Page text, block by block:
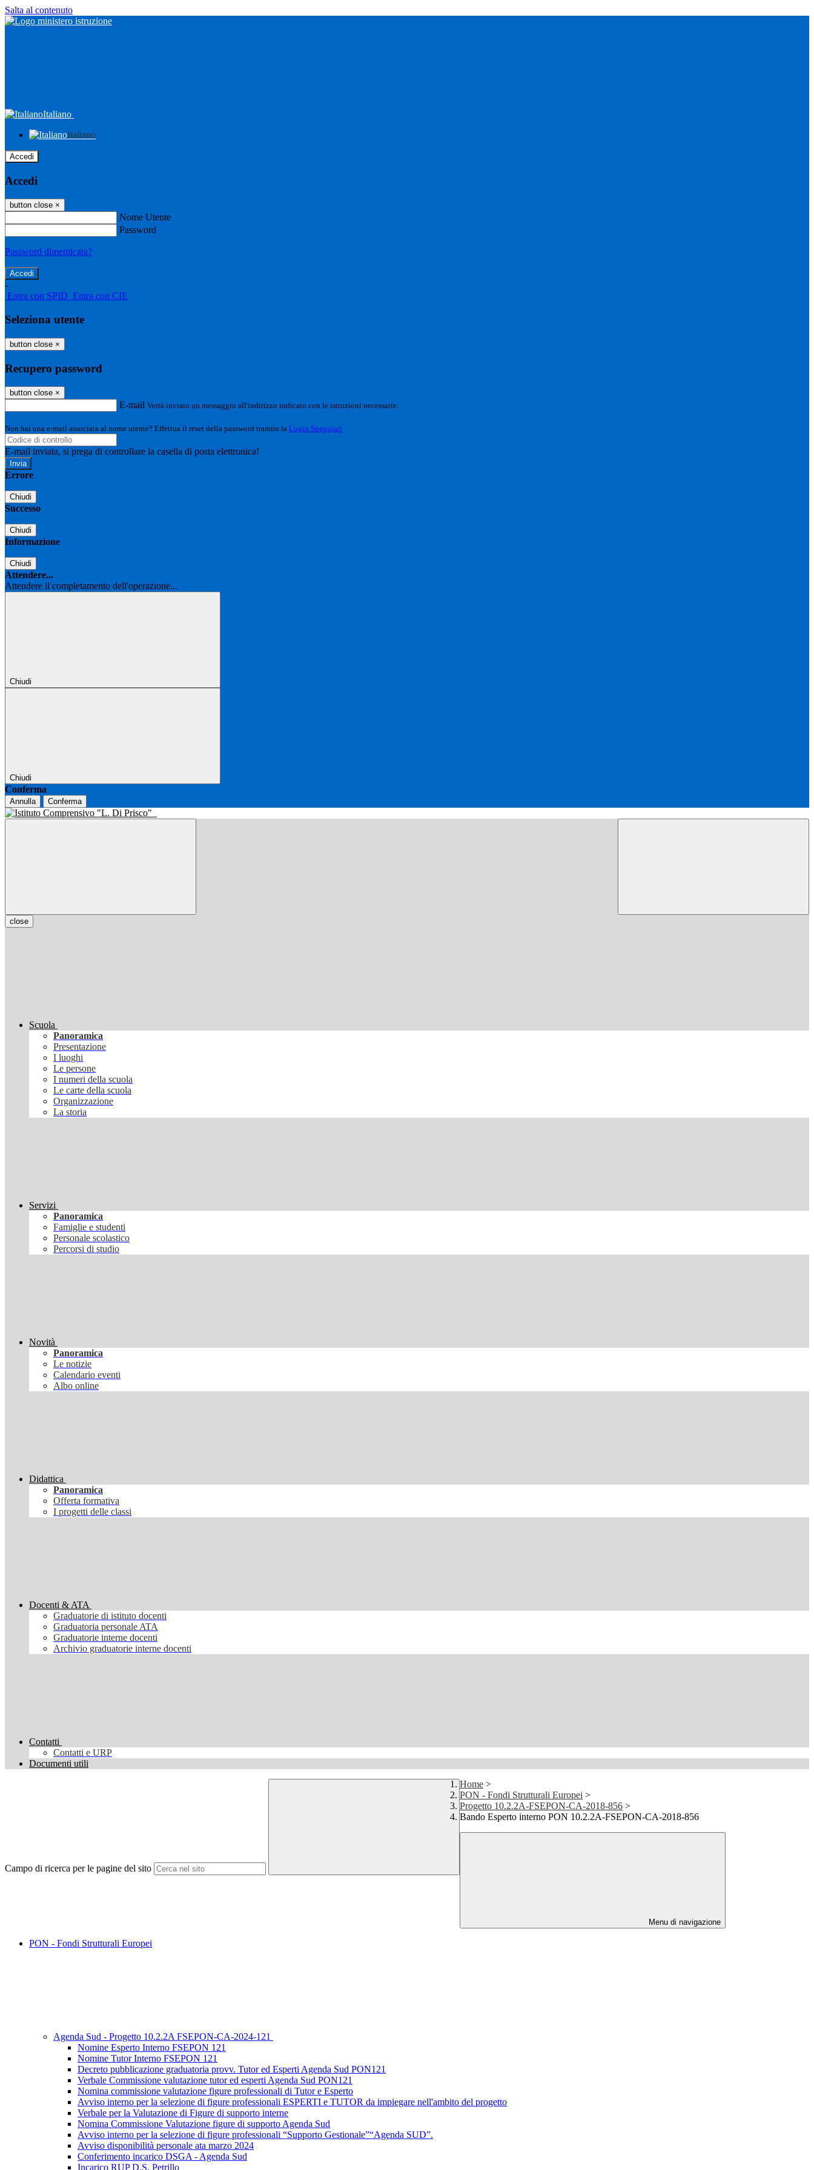
Salta al contenuto
Italiano
Italiano
Accedi
Accedi
button close ×
Nome Utente
Password
Password dimenticata?
-
Entra con SPID Entra con CIE
Seleziona utente
button close ×
Recupero password
button close ×
E-mail Verrà inviato un messaggio all'indirizzo indicato con le istruzioni necessarie.
Non hai una e-mail associata al nome utente? Effettua il reset della password tramite la Login Spaggiari
E-mail inviata, si prega di controllare la casella di posta elettronica!
Errore
Chiudi
Successo
Chiudi
Informazione
Chiudi
Attendere...
Attendere il completamento dell'operazione...
Chiudi
Chiudi
Conferma
Annulla Conferma
close
Scuola
Panoramica
Presentazione
I luoghi
Le persone
I numeri della scuola
Le carte della scuola
Organizzazione
La storia
Servizi
Panoramica
Famiglie e studenti
Personale scolastico
Percorsi di studio
Novità
Panoramica
Le notizie
Calendario eventi
Albo online
Didattica
Panoramica
Offerta formativa
I progetti delle classi
Docenti & ATA
Graduatorie di istituto docenti
Graduatoria personale ATA
Graduatorie interne docenti
Archivio graduatorie interne docenti
Contatti
Contatti e URP
Documenti utili
Campo di ricerca per le pagine del sito
Home >
PON - Fondi Strutturali Europei >
Progetto 10.2.2A-FSEPON-CA-2018-856 >
Bando Esperto interno PON 10.2.2A-FSEPON-CA-2018-856
Menu di navigazione
PON - Fondi Strutturali Europei
Agenda Sud - Progetto 10.2.2A FSEPON-CA-2024-121
Nomine Esperto Interno FSEPON 121
Nomine Tutor Interno FSEPON 121
Decreto pubblicazione graduatoria provv. Tutor ed Esperti Agenda Sud PON121
Verbale Commissione valutazione tutor ed esperti Agenda Sud PON121
Nomina commissione valutazione figure professionali di Tutor e Esperto
Avviso interno per la selezione di figure professionali ESPERTI e TUTOR da impiegare nell'ambito del progetto
Verbale per la Valutazione di Figure di supporto interne
Nomina Commissione Valutazione figure di supporto Agenda Sud
Avviso interno per la selezione di figure professionali “Supporto Gestionale”“Agenda SUD”.
Avviso disponibilità personale ata marzo 2024
Conferimento incarico DSGA - Agenda Sud
Incarico RUP D.S. Petrillo